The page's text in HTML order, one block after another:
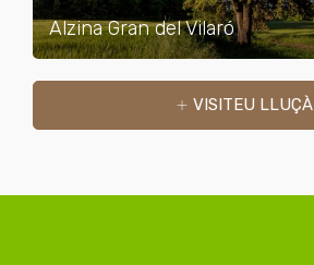
Alzina Gran del Vilaró
VISITEU LLUÇÀ